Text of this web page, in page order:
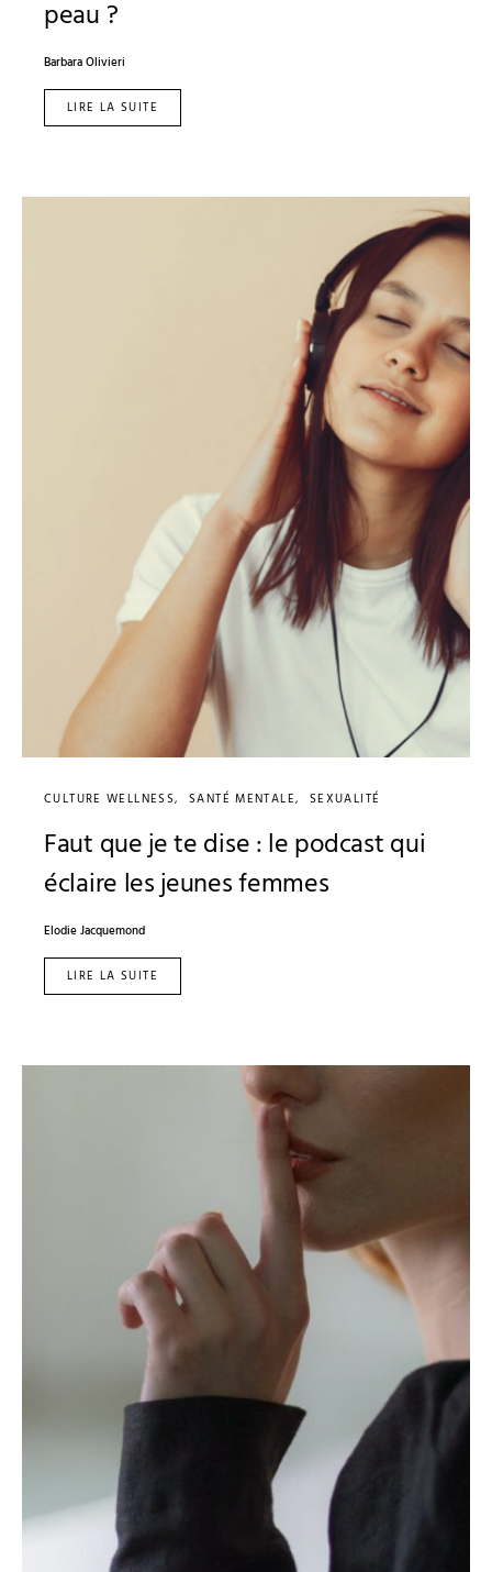
peau ?
Barbara Olivieri
LIRE LA SUITE
CULTURE WELLNESS SANTÉ MENTALE SEXUALITÉ
Faut que je te dise : le podcast qui
éclaire les jeunes femmes
Elodie Jacquemond
LIRE LA SUITE